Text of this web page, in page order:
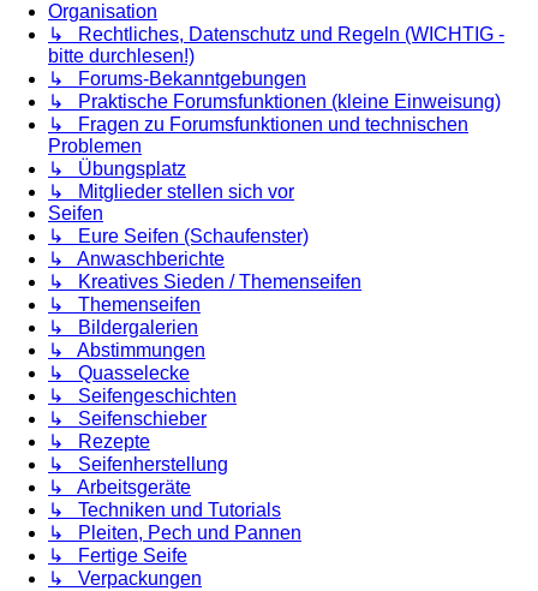
Organisation
↳ Rechtliches, Datenschutz und Regeln (WICHTIG -
bitte durchlesen!)
↳ Forums-Bekanntgebungen
↳ Praktische Forumsfunktionen (kleine Einweisung)
↳ Fragen zu Forumsfunktionen und technischen
Problemen
↳ Übungsplatz
↳ Mitglieder stellen sich vor
Seifen
↳ Eure Seifen (Schaufenster)
↳ Anwaschberichte
↳ Kreatives Sieden / Themenseifen
↳ Themenseifen
↳ Bildergalerien
↳ Abstimmungen
↳ Quasselecke
↳ Seifengeschichten
↳ Seifenschieber
↳ Rezepte
↳ Seifenherstellung
↳ Arbeitsgeräte
↳ Techniken und Tutorials
↳ Pleiten, Pech und Pannen
↳ Fertige Seife
↳ Verpackungen